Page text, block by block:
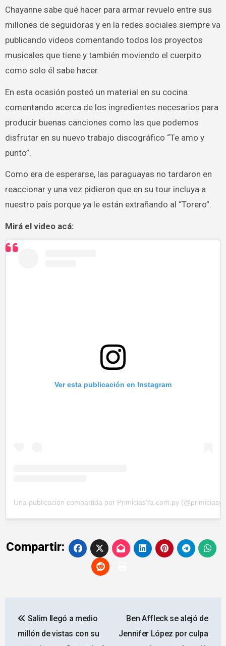
Chayanne sabe qué hacer para armar revuelo entre sus
millones de seguidoras y en la redes sociales siempre va
publicando videos comentando todos los proyectos
musicales que tiene y también moviendo el cuerpito
como solo él sabe hacer.
En esta ocasión posteó un material en su cocina
comentando acerca de los ingredientes necesarios para
producir buenas canciones como las que podemos
disfrutar en su nuevo trabajo discográfico “Te amo y
punto”.
Como era de esperarse, las paraguayas no tardaron en
reaccionar y una vez pidieron que en su tour incluya a
nuestro país porque ya le están extrañando al “Torero”.
Mirá el video acá:
Ver esta publicación en Instagram
Una publicación compartida por PrimiciasYa.com.py
Compartir:
de Salim llegó a medio
millón de vistas con su
Ben Affleck se alejó de
Jennifer López por culpa